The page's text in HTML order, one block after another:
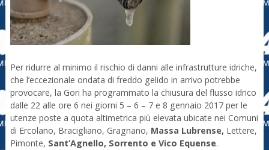
Per ridurre al minimo il rischio di danni alle infrastrutture idriche,
che l’eccezionale ondata di freddo gelido in arrivo potrebbe
provocare, la Gori ha programmato la chiusura del flusso idrico
dalle 22 alle ore 6 nei giorni 5 – 6 – 7 e 8 gennaio 2017 per le
utenze poste a quota altimetrica più elevata ubicate nei Comuni
di Ercolano, Bracigliano, Gragnano, Massa Lubrense, Lettere,
Pimonte, Sant’Agnello, Sorrento e Vico Equense.